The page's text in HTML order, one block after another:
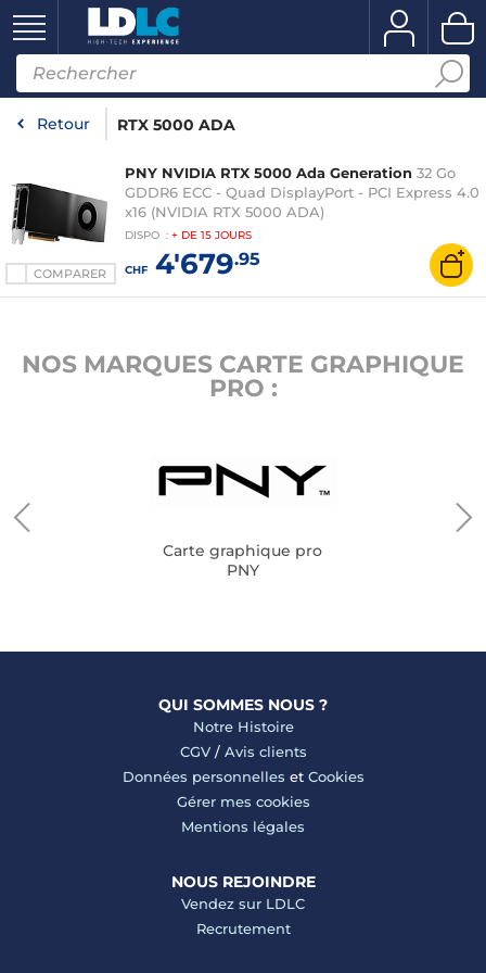
Retour RTX 5000 ADA
COMPARER
PNY NVIDIA RTX 5000 Ada Generation 32 Go
GDDR6 ECC - Quad DisplayPort - PCI Express 4.0
x16 (NVIDIA RTX 5000 ADA)
DISPO : + DE 15 JOURS
CHF4'679.95
NOS MARQUES CARTE GRAPHIQUE
PRO :
Carte graphique pro
PNY
QUI SOMMES NOUS ?
Notre Histoire
CGV/ Avis clients
Données personnelles et Cookies
Gérer mes cookies
Mentions légales
NOUS REJOINDRE
Vendez sur LDLC
Recrutement